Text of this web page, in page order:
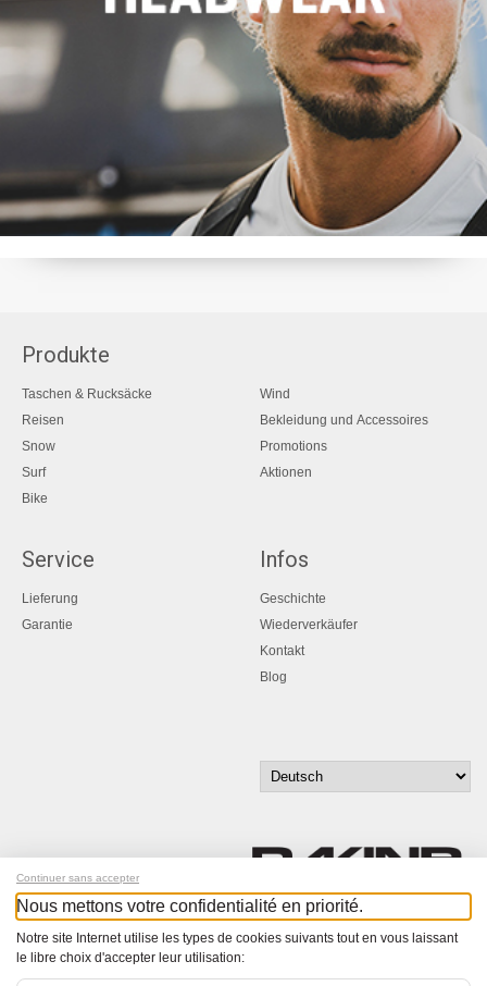
Produkte
Taschen & Rucksäcke
Reisen
Snow
Surf
Bike
Wind
Bekleidung und Accessoires
Promotions
Aktionen
Service
Lieferung
Garantie
Infos
Geschichte
Wiederverkäufer
Kontakt
Blog
Melde dich für unseren Newsletter an!
© Bucher+Walt 2011-2026
Continuer sans accepter
Nous mettons votre confidentialité en priorité.
Notre site Internet utilise les types de cookies suivants tout en vous laissant
le libre choix d'accepter leur utilisation: